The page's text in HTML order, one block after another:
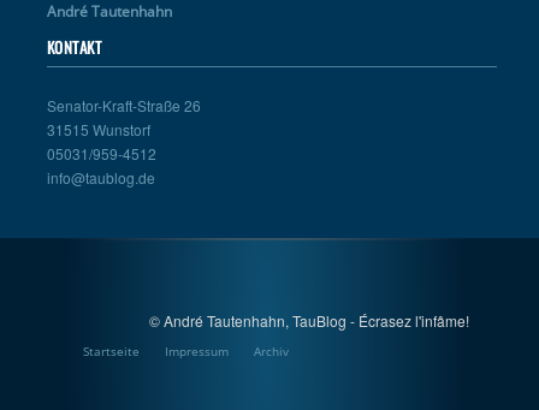
André Tautenhahn
KONTAKT
Senator-Kraft-Straße 26
31515 Wunstorf
05031/959-4512
info@taublog.de
© André Tautenhahn, TauBlog - Écrasez l'infâme!
Startseite Impressum Archiv